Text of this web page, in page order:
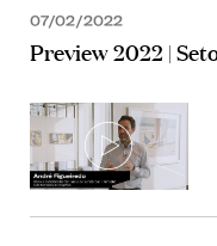
07/02/2022
Preview 2022 |